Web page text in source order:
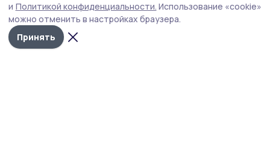
и Политикой конфиденциальности. Использование «cookie»
можно отменить в настройках браузера.
Принять